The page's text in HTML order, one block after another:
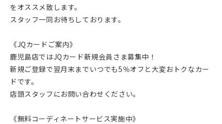
をオススメ致します。
スタッフ一同お待ちしております。
《JQカードご案内》
鹿児島店ではJQカード新規会員さま募集中！
新規ご登録で翌月末までいつでも5％オフと大変おトクなカー
ドです。
店頭スタッフにお問い合わせください。
《無料コーディネートサービス実施中》